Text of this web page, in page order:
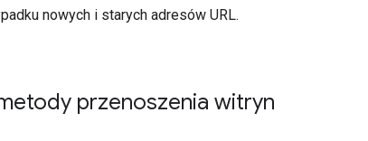
nowych i starych adresów URL.
przenoszenia witryn